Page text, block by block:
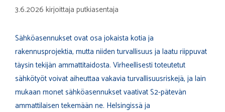
3.6.2026 kirjoittaja putkiasentaja
Sähköasennukset ovat osa jokaista kotia ja
rakennusprojektia, mutta niiden turvallisuus ja laatu riippuvat
täysin tekijän ammattitaidosta. Virheellisesti toteutetut
sähkötyöt voivat aiheuttaa vakavia turvallisuusriskejä, ja lain
mukaan monet sähköasennukset vaativat S2-pätevän
ammattilaisen tekemään ne. Helsingissä ja